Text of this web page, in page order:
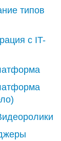
типов
с IT-